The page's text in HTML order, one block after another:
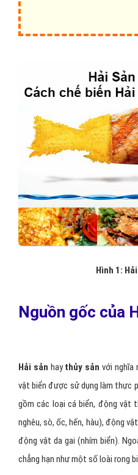
Hình 1:
Nguồn gốc của
Hải sản haythủy sản với nghĩa
vật biển được sử dụng làm thực
gồm các loại cá biển, động vật
nghêu, sò, ốc, hến, hàu), động
động vật da gai (nhím biển).
chẳng hạn như một số loài rong